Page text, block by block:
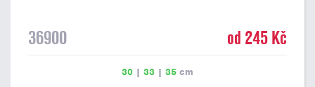
36900 od 245 Kč
30 | 33 | 35 cm